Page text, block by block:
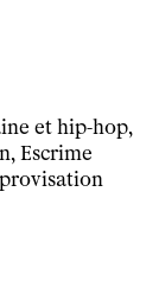
et hip-hop,
Escrime